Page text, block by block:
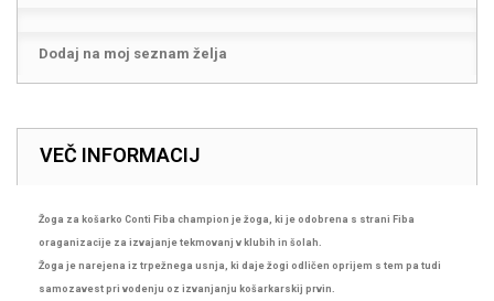
Dodaj na moj seznam želja
VEČ INFORMACIJ
Žoga za košarko Conti Fiba champion je žoga, ki je odobrena s strani Fiba
oraganizacije za izvajanje tekmovanj v klubih in šolah.
Žoga je narejena iz trpežnega usnja, ki daje žogi odličen oprijem s tem pa tudi
samozavest pri vodenju oz izvanjanju košarkarskij prvin.